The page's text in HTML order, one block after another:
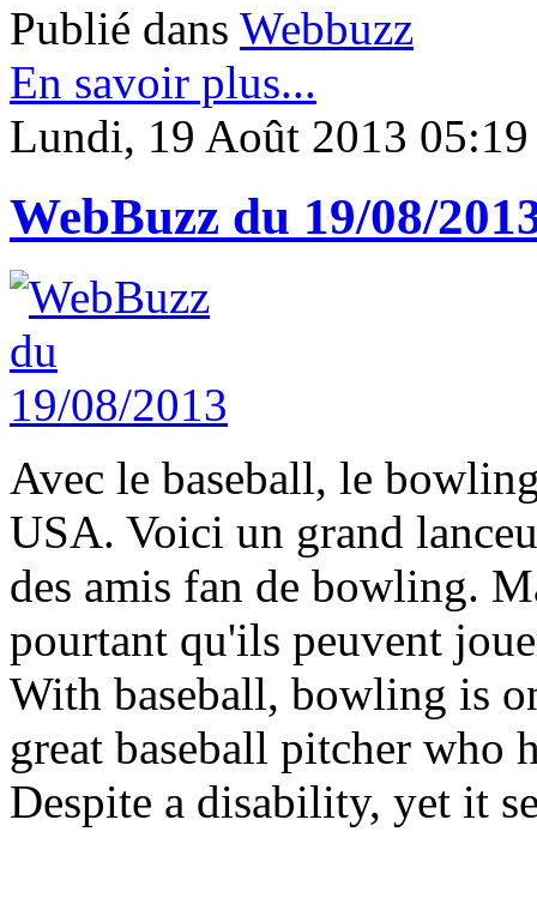
Publié dans Webbuzz
En savoir plus...
Lundi, 19 Août 2013 05:19
WebBuzz du 19/08/
Avec le baseball, le
USA. Voici un grand
des amis fan de bowling.
pourtant qu'ils peuvent
With baseball, bowling is
great baseball pitcher
Despite a disability, yet it